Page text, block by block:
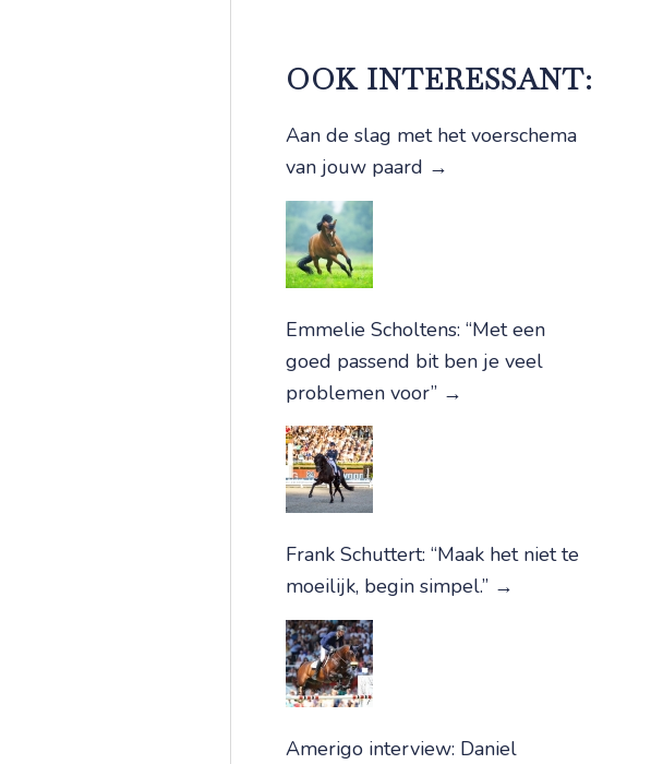
OOK INTERESSANT:
Aan de slag met het voerschema
van jouw paard →
Emmelie Scholtens: “Met een
goed passend bit ben je veel
problemen voor” →
Frank Schuttert: “Maak het niet te
moeilijk, begin simpel.” →
Amerigo interview: Daniel